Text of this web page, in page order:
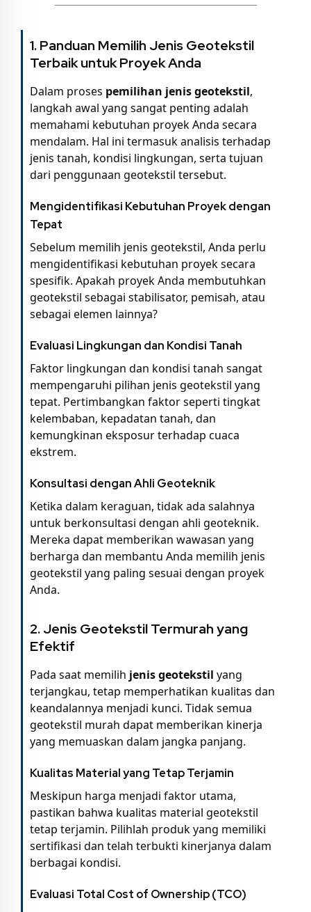
1.Panduan Memilih Jenis Geotekstil
Terbaik untuk Proyek Anda
Dalam proses pemilihan jenis geotekstil,
langkah awal yang sangat penting adalah
memahami kebutuhan proyek Anda secara
mendalam. Hal ini termasuk analisis terhadap
jenis tanah, kondisi lingkungan, serta tujuan
dari penggunaan geotekstil tersebut.
Mengidentifikasi Kebutuhan Proyek dengan
Tepat
Sebelum memilih jenis geotekstil, Anda perlu
mengidentifikasi kebutuhan proyek secara
spesifik. Apakah proyek Anda membutuhkan
geotekstil sebagai stabilisator, pemisah, atau
sebagai elemen lainnya?
Evaluasi Lingkungan dan Kondisi Tanah
Faktor lingkungan dan kondisi tanah sangat
mempengaruhi pilihan jenis geotekstil yang
tepat. Pertimbangkan faktor seperti tingkat
kelembaban, kepadatan tanah, dan
kemungkinan eksposur terhadap cuaca
ekstrem.
Konsultasi dengan Ahli Geoteknik
Ketika dalam keraguan, tidak ada salahnya
untuk berkonsultasi dengan ahli geoteknik.
Mereka dapat memberikan wawasan yang
berharga dan membantu Anda memilih jenis
geotekstil yang paling sesuai dengan proyek
Anda.
2.Jenis Geotekstil Termurah yang
Efektif
Pada saat memilih jenis geotekstil yang
terjangkau, tetap memperhatikan kualitas dan
keandalannya menjadi kunci. Tidak semua
geotekstil murah dapat memberikan kinerja
yang memuaskan dalam jangka panjang.
Kualitas Material yang Tetap Terjamin
Meskipun harga menjadi faktor utama,
pastikan bahwa kualitas material geotekstil
tetap terjamin. Pilihlah produk yang memiliki
sertifikasi dan telah terbukti kinerjanya dalam
berbagai kondisi.
Evaluasi Total Cost of Ownership (TCO)